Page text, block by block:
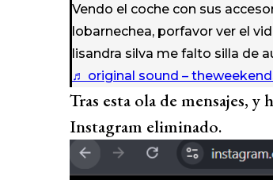
Vendo el coche con sus
lobarnechea, porfavor ver el
lisandra silva me falto silla de
♬ original sound –
Tras esta ola de mensajes,
Instagram eliminado.